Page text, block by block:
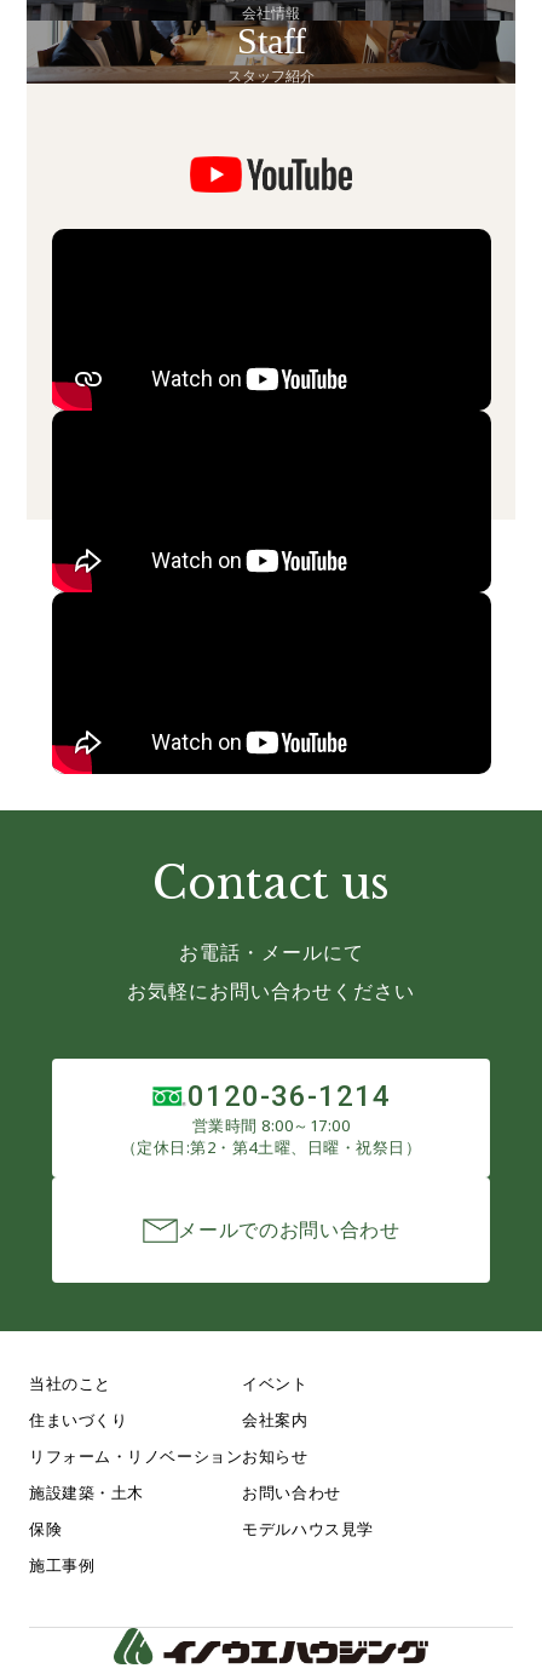
会社情報
Staff
スタッフ紹介
Contact us
お電話・メールにて
お気軽にお問い合わせください
0120-36-1214
営業時間 8:00～17:00
（定休日:第2・第4土曜、日曜・祝祭日）
メールでのお問い合わせ
当社のこと
住まいづくり
リフォーム・リノベーション
施設建築・土木
保険
施工事例
イベント
会社案内
お知らせ
お問い合わせ
モデルハウス見学